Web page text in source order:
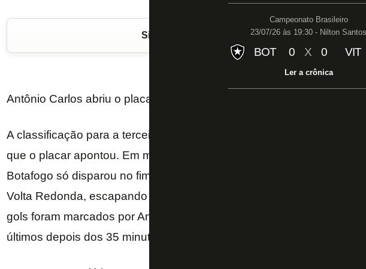
Campeonato Brasileiro
23/07/26 às 19:30 - Nilton Santos
BOT 0 X 0 VIT
Ler a crônica
Siga o FogãoNET no Google Discover
Antônio Carlos abriu o placar no primeiro tempo (Foto: Lancenet!)
A classificação para a terceira fase da Copa do Brasil saiu, porém foi
que o placar apontou. Em meio a um caminhão de gols perdidos e
Botafogo só disparou no fim e superou o CRB por 3 a 0, na noite
Volta Redonda, escapando de mais uma surpresa em sua história na
gols foram marcados por Antônio Carlos, Andrezinho e Rafael
últimos depois dos 35 minutos do segundo tempo.